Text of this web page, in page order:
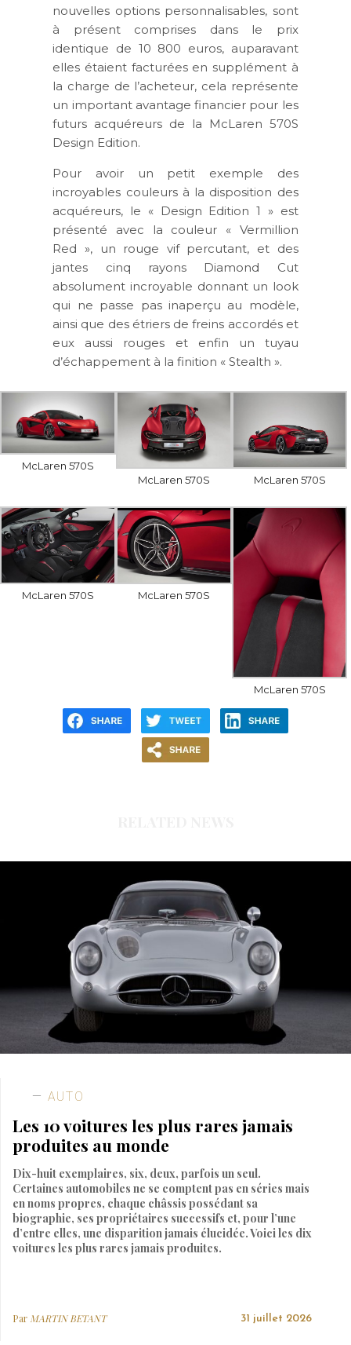
nouvelles options personnalisables, sont
à présent comprises dans le prix
identique de 10 800 euros, auparavant
elles étaient facturées en supplément à
la charge de l’acheteur, cela représente
un important avantage financier pour les
futurs acquéreurs de la McLaren 570S
Design Edition.
Pour avoir un petit exemple des
incroyables couleurs à la disposition des
acquéreurs, le « Design Edition 1 » est
présenté avec la couleur « Vermillion
Red », un rouge vif percutant, et des
jantes cinq rayons Diamond Cut
absolument incroyable donnant un look
qui ne passe pas inaperçu au modèle,
ainsi que des étriers de freins accordés et
eux aussi rouges et enfin un tuyau
d’échappement à la finition « Stealth ».
McLaren 570S
McLaren 570S
McLaren 570S
McLaren 570S McLaren 570S
McLaren 570S
AUTO
Les 10 voitures les plus rares jamais
produites au monde
Dix-huit exemplaires, six, deux, parfois un seul.
Certaines automobiles ne se comptent pas en séries mais
en noms propres, chaque châssis possédant sa
biographie, ses propriétaires successifs et, pour l’une
d’entre elles, une disparition jamais élucidée. Voici les dix
voitures les plus rares jamais produites.
Par MARTIN BETANT 31 juillet 2026